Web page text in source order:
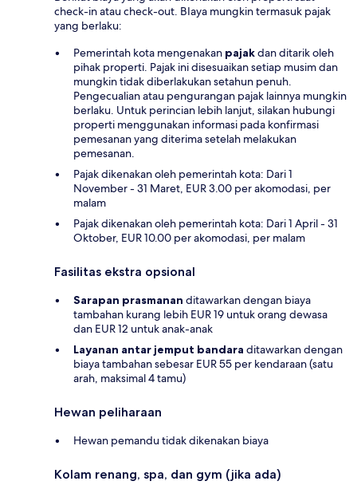
check-in atau check-out. BIaya mungkin termasuk pajak
yang berlaku:
Pemerintah kota mengenakan pajakdan ditarik oleh
pihak properti. Pajak ini disesuaikan setiap musim dan
mungkin tidak diberlakukan setahun penuh.
Pengecualian atau pengurangan pajak lainnya mungkin
berlaku. Untuk perincian lebih lanjut, silakan hubungi
properti menggunakan informasi pada konfirmasi
pemesanan yang diterima setelah melakukan
pemesanan.
Pajak dikenakan oleh pemerintah kota: Dari 1
November - 31 Maret, EUR 3.00 per akomodasi, per
malam
Pajak dikenakan oleh pemerintah kota: Dari 1 April - 31
Oktober, EUR 10.00 per akomodasi, per malam
Fasilitas ekstra opsional
Sarapan prasmanan ditawarkan dengan biaya
tambahan kurang lebih EUR 19 untuk orang dewasa
dan EUR 12 untuk anak-anak
Layanan antar jemput bandara ditawarkan dengan
biaya tambahan sebesar EUR 55 per kendaraan (satu
arah, maksimal 4 tamu)
Hewan peliharaan
Hewan pemandu tidak dikenakan biaya
Kolam renang, spa, dan gym (jika ada)